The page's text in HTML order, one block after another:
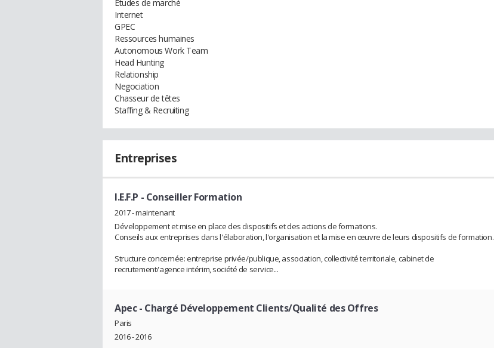
Études de marché
Internet
GPEC
Ressources humaines
Autonomous Work Team
Head Hunting
Relationship
Negociation
Chasseur de têtes
Staffing & Recruiting
Entreprises
I.E.F.P - Conseiller Formation
2017 - maintenant
Développement et mise en place des dispositifs et des actions de formations.
Conseils aux entreprises dans l'élaboration, l'organisation et la mise en œuvre de leurs dispositifs de formation.
Structure concernée: entreprise privée/publique, association, collectivité territoriale, cabinet de
recrutement/agence intérim, société de service...
Apec- Chargé Développement Clients/Qualité des Offres
Paris
2016 - 2016